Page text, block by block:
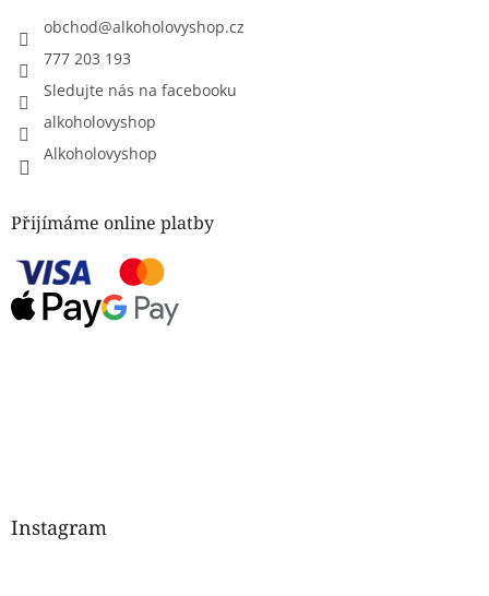
obchod@alkoholovyshop.cz
777 203 193
Sledujte nás na facebooku
alkoholovyshop
Alkoholovyshop
Přijímáme online platby
Instagram